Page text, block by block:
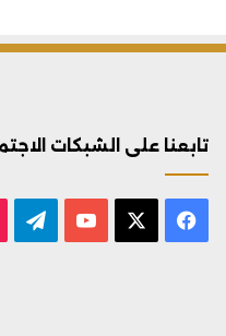
تابعنا على الشبكات
فيسبوك يوتيوب